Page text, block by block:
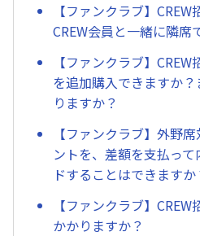
【ファンクラブ】
CREW会員と一緒に隣席
【ファンクラブ】
を追加購入できますか
りますか？
【ファンクラブ】外野
ントを、差額を支払っ
ドすることはできますか
【ファンクラブ】
かかりますか？